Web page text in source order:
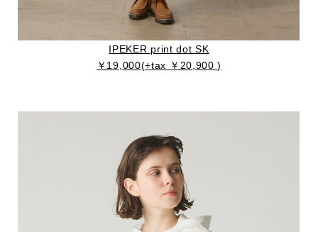
IPEKER print dot SK
￥19,000(+tax ￥20,900 )